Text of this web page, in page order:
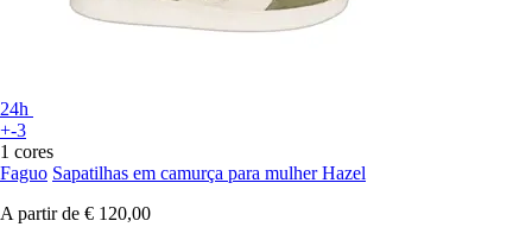
24h
+-3
1 cores
Faguo Sapatilhas em camurça para mulher Hazel
A partir de € 120,00